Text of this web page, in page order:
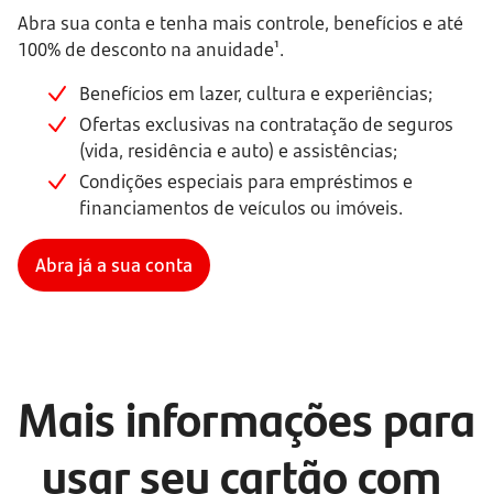
Abra sua conta e tenha mais controle, benefícios e até
100% de desconto na anuidade¹.
Benefícios em lazer, cultura e experiências;
Ofertas exclusivas na contratação de seguros
(vida, residência e auto) e assistências;
Condições especiais para empréstimos e
financiamentos de veículos ou imóveis.
Abra já a sua conta
Mais informações para
usar seu cartão com